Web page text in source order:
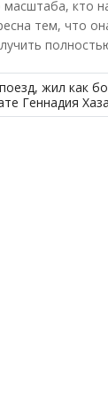
масштаба, кто
тем, что
жил как
Геннадия